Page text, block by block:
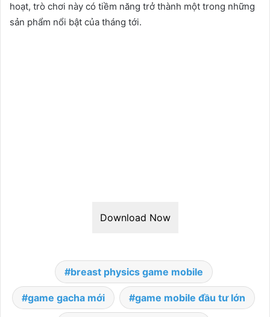
hoạt, trò chơi này có tiềm năng trở thành một trong những
sản phẩm nổi bật của tháng tới.
Download Now
breast physics game mobile
game gacha mới game mobile đầu tư lớn